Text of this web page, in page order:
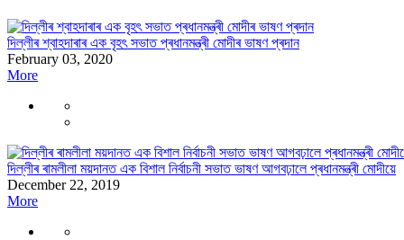
দিল্লীৰ শ্বাহদাৰাৰ এক বৃহৎ সভাত প্ৰধানমন্ত্ৰী মোদীৰ ভাষণ প্ৰদান
February 03, 2020
More
দিল্লীৰ ৰামলীলা ময়দানত এক বিশাল নিৰ্বাচনী সভাত ভাষণ আগবঢ়ালে প্ৰধানমন্ত্ৰী মোদীয়ে
December 22, 2019
More